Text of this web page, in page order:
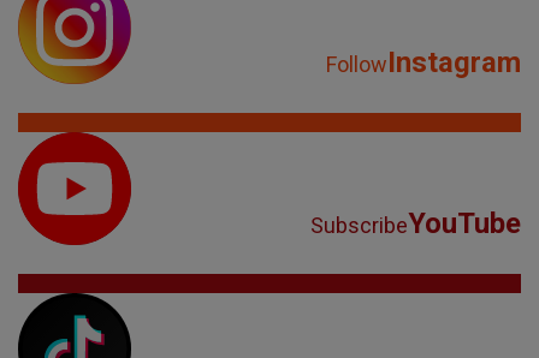
FollowInstagram
SubscribeYouTube